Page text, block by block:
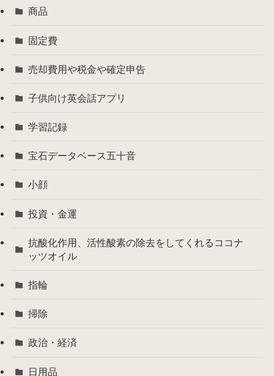
商品
固定費
売却費用や税金や確定申告
子供向け英会話アプリ
学習記録
宝石データベース五十音
小顔
投資・金運
抗酸化作用、活性酸素の除去をしてくれるココナ
ッツオイル
指輪
掃除
政治・経済
日用品